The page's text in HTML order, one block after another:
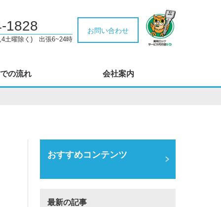
1828
土曜除く) 出張6~24時
お問い合わせ
の流れ 会社案内
おすすめコンテンツ
最新の記事